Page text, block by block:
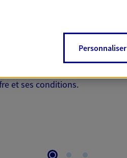
soin de votre santé ? Avec le
et ses conditions.